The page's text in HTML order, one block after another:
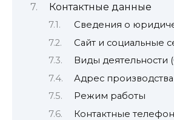
Контактные данные
Сведения о
Сайт и социальные
Виды деятельности
Адрес производства
Режим работы
Контактные